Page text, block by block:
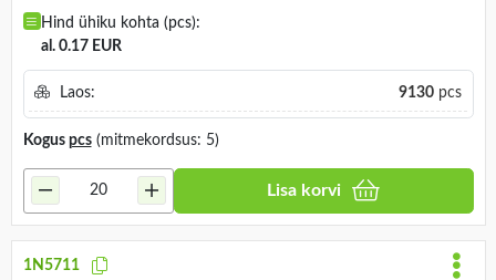
Hind ühiku kohta (pcs):
al. 0.17 EUR
Laos: 9130pcs
Kogus pcs(mitmekordsus: 5)
Lisa korvi
1N5711